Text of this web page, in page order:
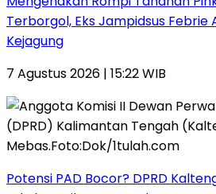
Terborgol, Eks Jampidsus Febrie
Kejagung
7 Agustus 2026 | 15:22 WIB
Potensi PAD Bocor? DPRD